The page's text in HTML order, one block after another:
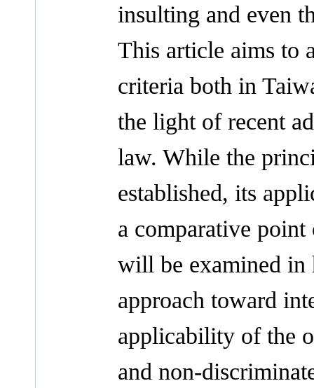
insulting and even
This article aims to
criteria both in
the light of recent
law. While the
established, its
a comparative point
will be examined in
approach toward
applicability of the
and non-